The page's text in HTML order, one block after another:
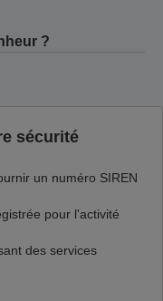
?
sécurité
un numéro SIREN
pour l'activité
des services